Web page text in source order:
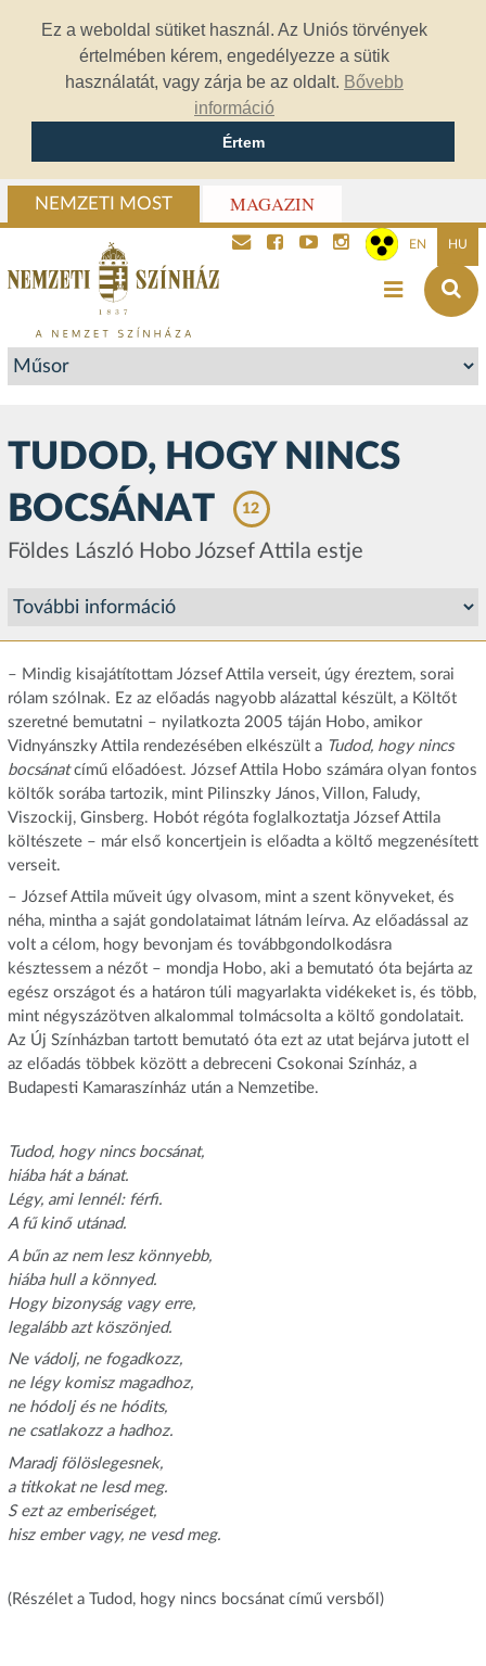
Ez a weboldal sütiket használ. Az Uniós törvények
értelmében kérem, engedélyezze a sütik
használatát, vagy zárja be az oldalt. Bővebb
információ
Értem
NEMZETI MOST MAGAZIN
EN HU
TUDOD, HOGY NINCS
BOCSÁNAT
12
Földes László Hobo József Attila estje
– Mindig kisajátítottam József Attila verseit, úgy éreztem, sorai
rólam szólnak. Ez az előadás nagyobb alázattal készült, a Költőt
szeretné bemutatni – nyilatkozta 2005 táján Hobo, amikor
Vidnyánszky Attila rendezésében elkészült aTudod, hogy nincs
bocsánatcímű előadóest. József Attila Hobo számára olyan fontos
költők sorába tartozik, mint Pilinszky János, Villon, Faludy,
Viszockij, Ginsberg. Hobót régóta foglalkoztatja József Attila
költészete – már első koncertjein is előadta a költő megzenésített
verseit.
– József Attila műveit úgy olvasom, mint a szent könyveket, és
néha, mintha a saját gondolataimat látnám leírva. Az előadással az
volt a célom, hogy bevonjam és továbbgondolkodásra
késztessem a nézőt – mondja Hobo, aki a bemutató óta bejárta az
egész országot és a határon túli magyarlakta vidékeket is, és több,
mint négyszázötven alkalommal tolmácsolta a költő gondolatait.
Az Új Színházban tartott bemutató óta ezt az utat bejárva jutott el
az előadás többek között a debreceni Csokonai Színház, a
Budapesti Kamaraszínház után a Nemzetibe.
Tudod, hogy nincs bocsánat,
hiába hát a bánat.
Légy, ami lennél: férfi.
A fű kinő utánad.
A bűn az nem lesz könnyebb,
hiába hull a könnyed.
Hogy bizonyság vagy erre,
legalább azt köszönjed.
Ne vádolj, ne fogadkozz,
ne légy komisz magadhoz,
ne hódolj és ne hódits,
ne csatlakozz a hadhoz.
Maradj fölöslegesnek,
a titkokat ne lesd meg.
S ezt az emberiséget,
hisz ember vagy, ne vesd meg.
(Részélet a Tudod, hogy nincs bocsánat című versből)